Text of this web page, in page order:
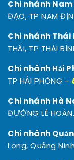
Chi nhánh
ĐẠO, TP NAM
Chi nhánh Thái
THÁI, TP THÁI
Chi nhánh Hải
TP HẢI PHÒNG -
Chi nhánh Hà
ĐƯỜNG LÊ
Chi nhánh
Long, Quảng